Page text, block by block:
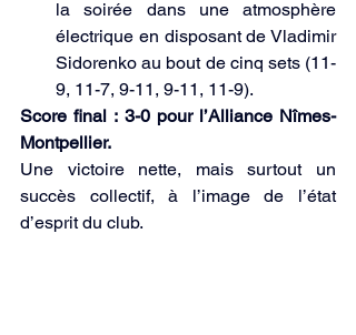
la soirée dans une atmosphère
électrique en disposant de Vladimir
Sidorenko au bout de cinq sets (11-
9, 11-7, 9-11, 9-11, 11-9).
Score final : 3-0 pour l’Alliance Nîmes-
Montpellier.
Une victoire nette, mais surtout un
succès collectif, à l’image de l’état
d’esprit du club.